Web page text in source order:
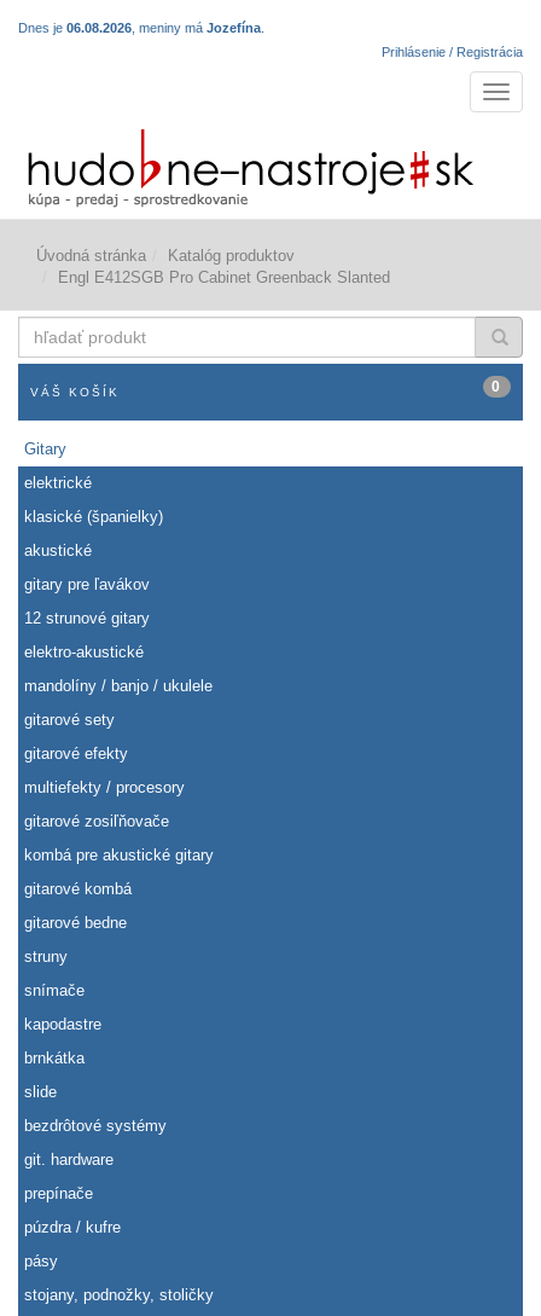
Dnes je 06.08.2026 , meniny má Jozefína
Prihlásenie / Registrácia
Úvodná stránka
Katalóg produktov
Engl E412SGB Pro Cabinet Greenback Slanted
produkt
VÁŠ KOŠÍK 0
Gitary
elektrické
klasické (španielky)
akustické
gitary pre ľavákov
12 strunové gitary
elektro-akustické
mandolíny / banjo / ukulele
gitarové sety
gitarové efekty
multiefekty / procesory
gitarové zosiľňovače
kombá pre akustické gitary
gitarové kombá
gitarové bedne
struny
snímače
kapodastre
brnkátka
slide
bezdrôtové systémy
git. hardware
prepínače
púzdra / kufre
pásy
stojany, podnožky, stoličky